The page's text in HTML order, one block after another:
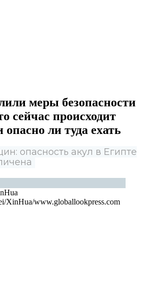
меры безопасности
сейчас происходит
опасно ли туда ехать
опасность акул в Египте
XinHua/www.globallookpress.com